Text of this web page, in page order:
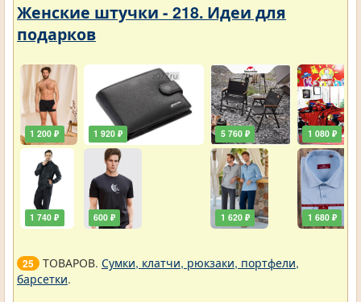
Женские штучки - 218. Идеи для
подарков
1 200 ₽
1 740 ₽
1 920 ₽
600 ₽
5 760 ₽
1 620 ₽
1 080 ₽
1 680 ₽
25 ТОВАРОВ. Сумки, клатчи, рюкзаки, портфели,
барсетки.